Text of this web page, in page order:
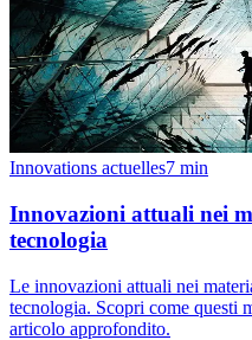
Innovations actuelles7 min
Innovazioni attuali nei
tecnologia
Le innovazioni attuali nei
tecnologia. Scopri come questi
articolo approfondito.